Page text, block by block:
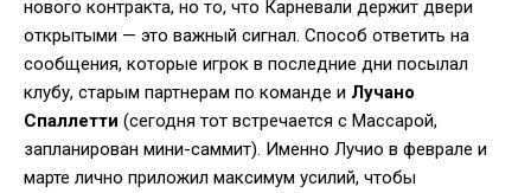
нового контракта, но то, что Карневали держит двери
открытыми — это важный сигнал. Способ ответить на
сообщения, которые игрок в последние дни посылал
клубу, старым партнерам по команде и Лучано
Спаллетти (сегодня тот встречается с Массарой,
запланирован мини-саммит). Именно Лучио в феврале и
марте лично приложил максимум усилий, чтобы